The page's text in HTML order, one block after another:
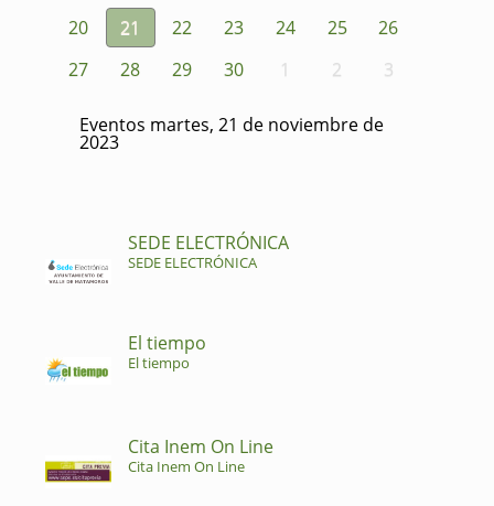
20
21 22 23 24 25
26
27
28 29 30 1 2 3
Eventos martes, 21 de noviembre de
2023
SEDE ELECTRÓNICA
SEDE ELECTRÓNICA
El tiempo
El tiempo
Cita Inem On Line
Cita Inem On Line